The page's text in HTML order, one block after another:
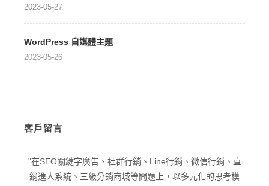
2023-05-27
WordPress 自媒體主題
2023-05-26
客戶留言
在SEO關鍵字廣告、社群行銷、Line行銷、微信行銷、直
銷進人系統、三級分銷商城等問題上，以多元化的思考模